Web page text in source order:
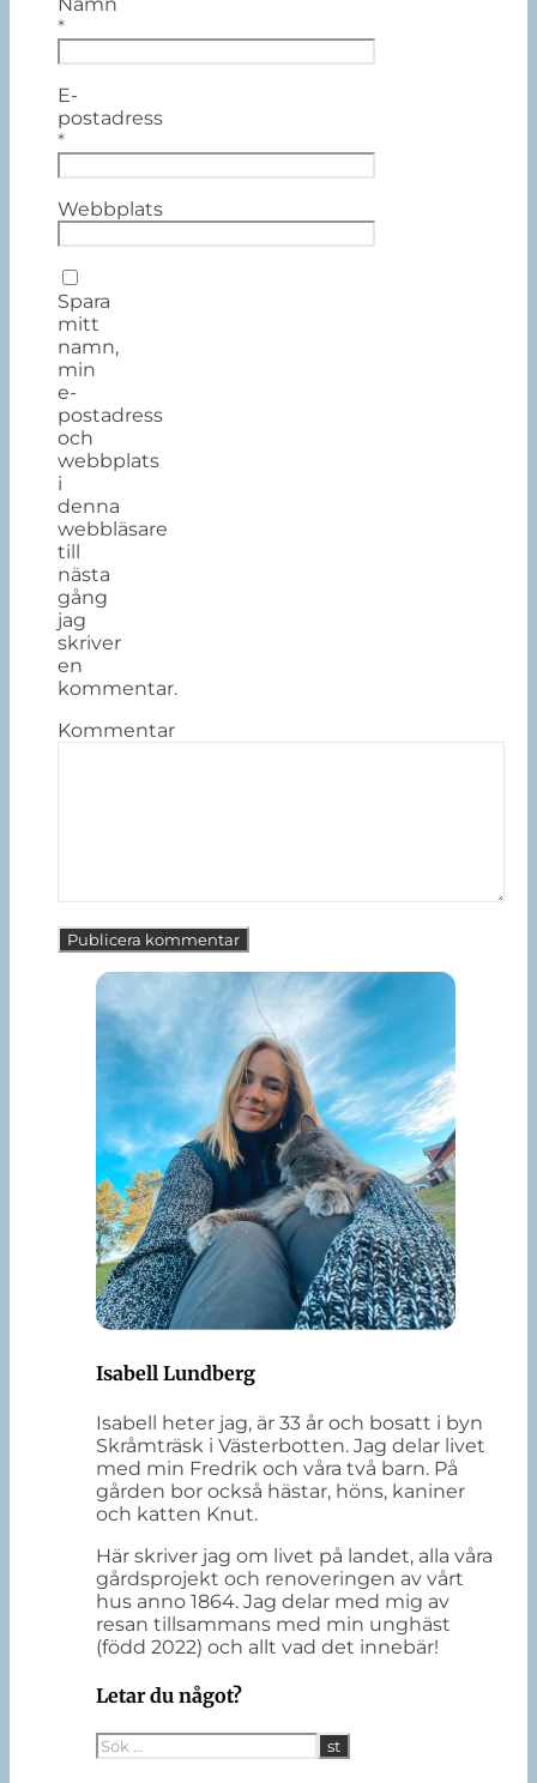
*
E-
postadress
*
Webbplats
Spara
mitt
namn,
min
e-
postadress
och
webbplats
i
denna
webbläsare
till
nästa
gång
jag
skriver
en
kommentar.
Kommentar
Isabell Lundberg
Isabell heter jag, är 33 år och bosatt i byn
Skråmträsk i Västerbotten. Jag delar livet
med min Fredrik och våra två barn. På
gården bor också hästar, höns, kaniner
och katten Knut.
Här skriver jag om livet på landet, alla våra
gårdsprojekt och renoveringen av vårt
hus anno 1864. Jag delar med mig av
resan tillsammans med min unghäst
(född 2022) och allt vad det innebär!
Letar du något?